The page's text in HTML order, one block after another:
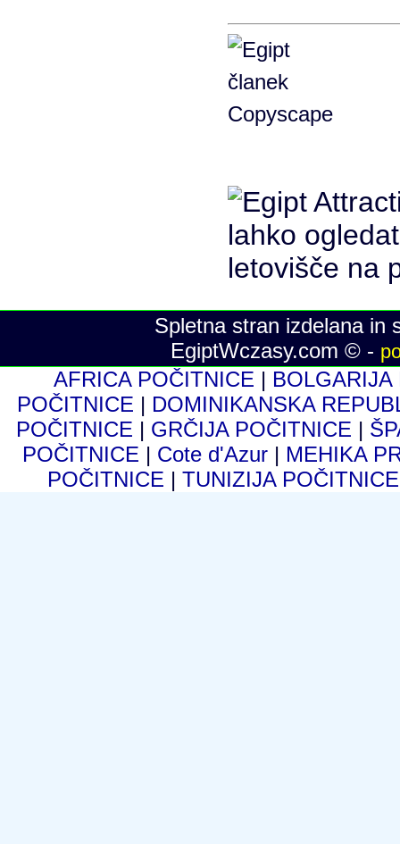
Spletna stran izdelana in
EgiptWczasy.com © -
AFRICA POČITNICE |
POČITNICE | DOMINIKANSKA
POČITNICE | GRČIJA POČITNICE |
POČITNICE | Cote d'Azur | MEHIKA
POČITNICE |TUNIZIJA